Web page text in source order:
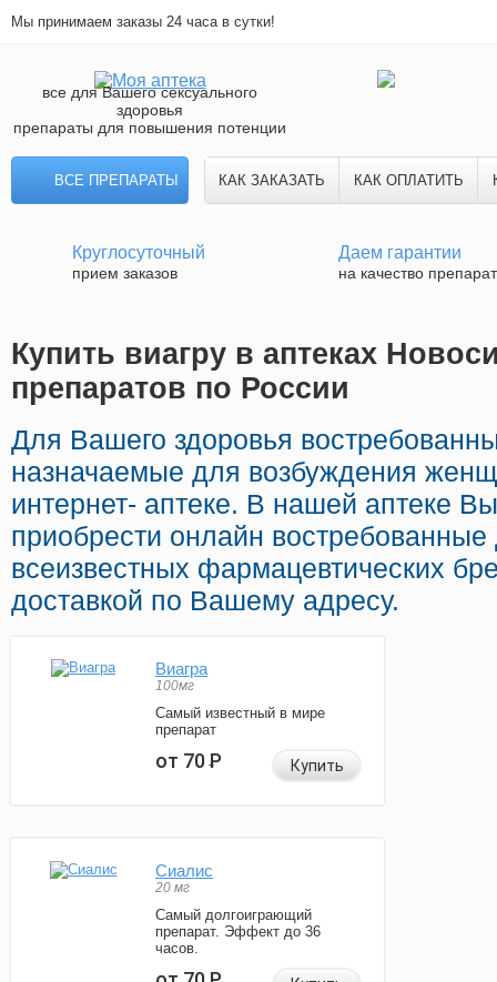
Мы принимаем заказы 24 часа в сутки!
все для Вашего сексуального
здоровья
препараты для повышения потенции
ВСЕ ПРЕПАРАТЫ КАК ЗАКАЗАТЬ КАК ОПЛАТИТЬ
Круглосуточный
прием заказов
Даем гарантии
на качество
Купить виагру в аптеках
препаратов по России
Для Вашего здоровья
назначаемые для возбуждения
интернет- аптеке. В нашей аптеке
приобрести онлайн
всеизвестных фармацевтических
доставкой по Вашему адресу.
Виагра
100мг
Самый известный в мире
препарат
от 70Р Купить
Сиалис
20 мг
Самый долгоиграющий
препарат. Эффект до 36
часов.